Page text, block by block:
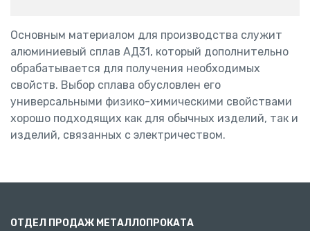
Основным материалом для производства служит
алюминиевый сплав АД31, который дополнительно
обрабатывается для получения необходимых
свойств. Выбор сплава обусловлен его
универсальными физико-химическими свойствами
хорошо подходящих как для обычных изделий, так и
изделий, связанных с электричеством.
ОТДЕЛ ПРОДАЖ МЕТАЛЛОПРОКАТА